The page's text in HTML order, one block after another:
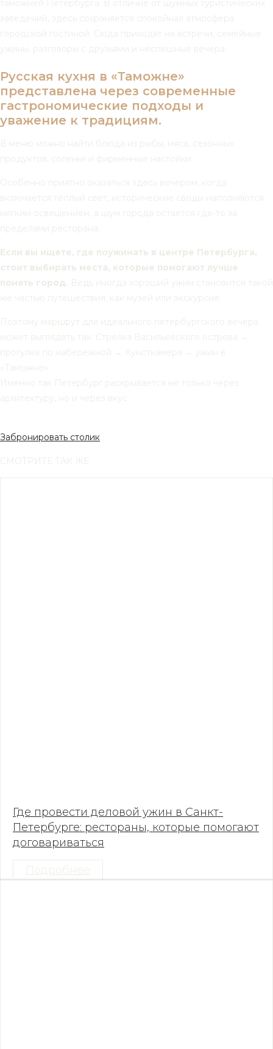
таможней Петербурга. В отличие от шумных туристических
заведений, здесь сохраняется спокойная атмосфера
городской гостиной. Сюда приходят на встречи, семейные
ужины, разговоры с друзьями и неспешные вечера.
Русская кухня в «Таможне»
представлена через современные
гастрономические подходы и
уважение к традициям.
В меню можно найти блюда из рыбы, мяса, сезонных
продуктов, соленья и фирменные настойки.
Особенно приятно оказаться здесь вечером, когда
включается тёплый свет, исторические своды наполняются
мягким освещением, а шум города остаётся где-то за
пределами ресторана.
Если вы ищете, где поужинать в центре Петербурга,
стоит выбирать места, которые помогают лучше
понять город. Ведь иногда хороший ужин становится такой
же частью путешествия, как музей или экскурсия.
Поэтому маршрут для идеального петербургского вечера
может выглядеть так: Стрелка Васильевского острова →
прогулка по набережной → Кунсткамера → ужин в
«Таможне».
Именно так Петербург раскрывается не только через
архитектуру, но и через вкус.
Забронировать столик
СМОТРИТЕ ТАК ЖЕ
Где провести деловой ужин в Санкт-
Петербурге: рестораны, которые помогают
договариваться
Подробнее